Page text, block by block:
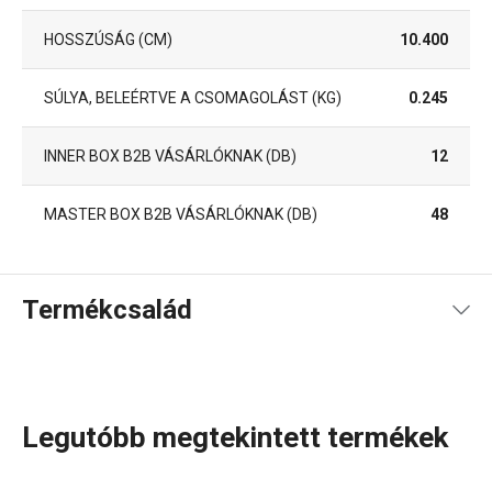
HOSSZÚSÁG (CM) 10.400
SÚLYA, BELEÉRTVE A CSOMAGOLÁST (KG) 0.245
INNER BOX B2B VÁSÁRLÓKNAK (DB) 12
MASTER BOX B2B VÁSÁRLÓKNAK (DB) 48
Termékcsalád
Legutóbb megtekintett termékek